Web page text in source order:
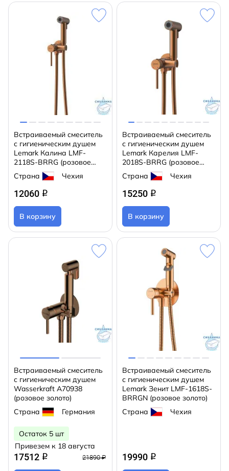
Встраиваемый смеситель
с гигиеническим душем
Lemark Калина LMF-
2118S-BRRG (розовое
золото)
Страна Чехия
12060 q
В корзину
Встраиваемый смеситель
с гигиеническим душем
Lemark Карелия LMF-
2018S-BRRG (розовое
золото)
Страна Чехия
15250 q
В корзину
Встраиваемый смеситель
с гигиеническим душем
Wasserkraft A70938
(розовое золото)
Страна
Германия
Остаток 5 шт
Привезем к 18 августа
17512 q 21890 ₽
Встраиваемый смеситель
с гигиеническим душем
Lemark Зенит LMF-1618S-
BRRGN (розовое золото)
Страна
Чехия
19990 q